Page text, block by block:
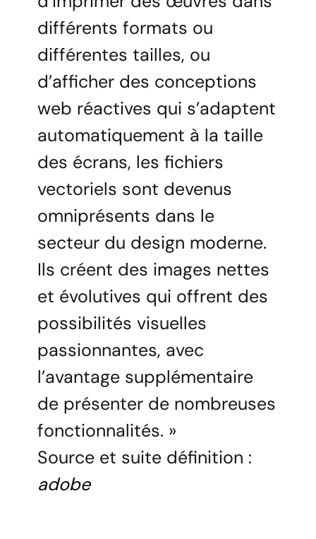
différents formats ou
différentes tailles, ou
d’afficher des conceptions
web réactives qui s’adaptent
automatiquement à la taille
des écrans, les fichiers
vectoriels sont devenus
omniprésents dans le
secteur du design moderne.
Ils créent des images nettes
et évolutives qui offrent des
possibilités visuelles
passionnantes, avec
l’avantage supplémentaire
de présenter de nombreuses
fonctionnalités. »
Source et suite définition :
adobe